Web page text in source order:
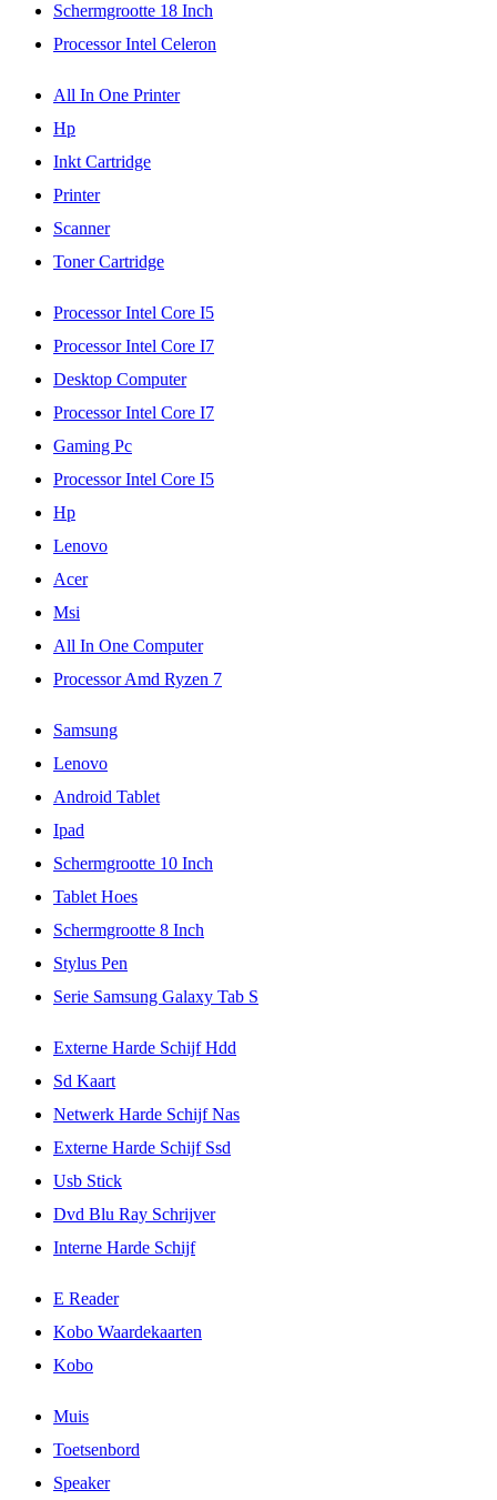
Schermgrootte 18 Inch
Processor Intel Celeron
All In One Printer
Hp
Inkt Cartridge
Printer
Scanner
Toner Cartridge
Processor Intel Core I5
Processor Intel Core I7
Desktop Computer
Processor Intel Core I7
Gaming Pc
Processor Intel Core I5
Hp
Lenovo
Acer
Msi
All In One Computer
Processor Amd Ryzen 7
Samsung
Lenovo
Android Tablet
Ipad
Schermgrootte 10 Inch
Tablet Hoes
Schermgrootte 8 Inch
Stylus Pen
Serie Samsung Galaxy Tab S
Externe Harde Schijf Hdd
Sd Kaart
Netwerk Harde Schijf Nas
Externe Harde Schijf Ssd
Usb Stick
Dvd Blu Ray Schrijver
Interne Harde Schijf
E Reader
Kobo Waardekaarten
Kobo
Muis
Toetsenbord
Speaker